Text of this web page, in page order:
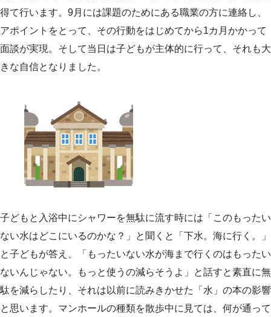
得て行います。9月には課題のためにある職業の方に連絡し、
アポイントをとって、その行動をはじめてから1カ月かかって
面談が実現。そして当日は子どもが主体的に行って、それも大
きな自信となりました。
子どもと入浴中にシャワーを無駄に流す時には「このもったい
ない水はどこにいるのかな？」と聞くと「下水。海に行く。」
と子どもが答え、「もったいない水が海まで行くのはもったい
ないんじゃない。もっと使うの減らそうよ」と話すと素直に無
駄を減らしたり、それは以前に読みきかせた「水」の本の影響
と思います。マンホールの種類を散歩中に見ては、何が通って